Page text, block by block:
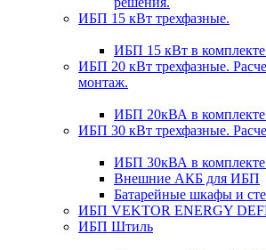
ИБП 15 кВт трехфазные.
ИБП 15 кВт в
ИБП 20 кВт трехфазные.
монтаж.
ИБП 20кВА в
ИБП 30 кВт трехфазные.
ИБП 30кВА в
Внешние АКБ для ИБП
Батарейные шкафы и
ИБП VEKTOR ENERGY
ИБП Штиль